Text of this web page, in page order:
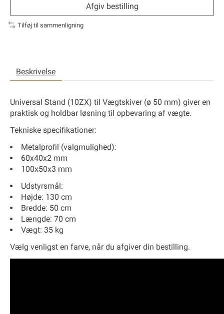
Afgiv bestilling
Tilføj til sammenligning
Beskrivelse
Universal Stand (10ZX) til Vægtskiver (ø 50 mm) giver en
praktisk og holdbar løsning til opbevaring af vægte.
Tekniske specifikationer:
Metalprofil (valgmulighed):
60x40x2 mm
100x50x3 mm
Udstyrsmål:
Højde: 130 cm
Bredde: 50 cm
Længde: 70 cm
Vægt: 35 kg
Vælg venligst en farve, når du afgiver din bestilling.